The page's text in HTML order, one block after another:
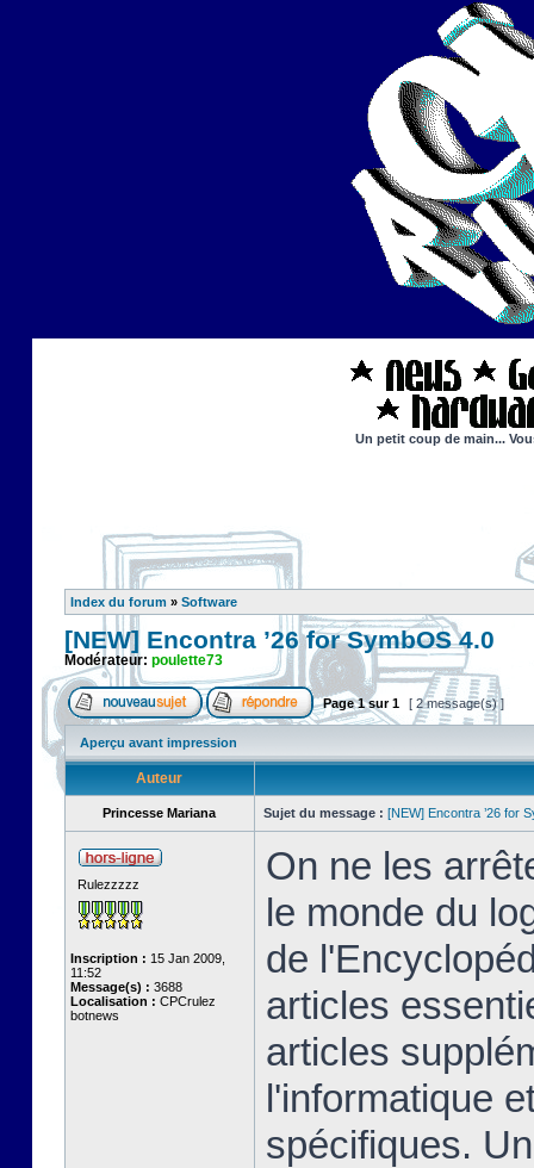
Un petit coup de main...
Index du forum » Software
[NEW] Encontra ’26 for SymbOS 4.0
Modérateur: poulette73
Page1sur1 [ 2 message(s) ]
Aperçu avant impression
Auteur
Princesse Mariana Sujet du message : [NEW] Encontra ’26 for
Rulezzzzz
Inscription : 15 Jan 2009,
11:52
Message(s) : 3688
Localisation : CPCrulez
botnews
On ne les
le monde du
de
articles
articles
l'informatique
spécifiques.